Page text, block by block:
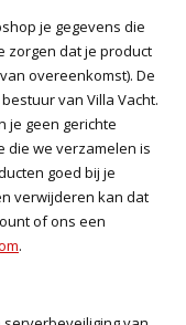
je gegevens die
zorgen dat je product
overeenkomst). De
van Villa Vacht.
je geen gerichte
die we verzamelen is
goed bij je
verwijderen kan dat
of ons een
.